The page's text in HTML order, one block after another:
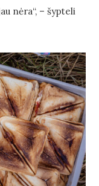
nėra“, – šypteli